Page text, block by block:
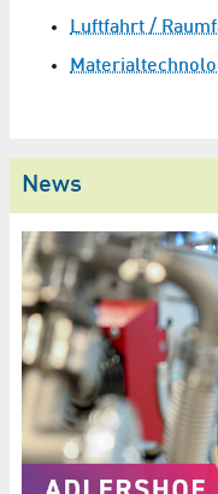
Luftfahrt /
News